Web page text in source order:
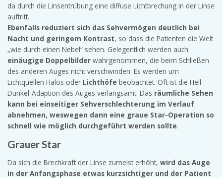
da durch die Linsentrübung eine diffuse Lichtbrechung in der Linse
auftritt.
Ebenfalls reduziert sich das Sehvermögen deutlich bei
Nacht und geringem Kontrast, so dass die Patienten die Welt
„wie durch einen Nebel“ sehen. Gelegentlich werden auch
einäugige Doppelbilder wahrgenommen, die beim Schließen
des anderen Auges nicht verschwinden. Es werden um
Lichtquellen Halos oder Lichthöfe beobachtet. Oft ist die Hell-
Dunkel-Adaption des Auges verlangsamt. Das räumliche Sehen
kann bei einseitiger Sehverschlechterung im Verlauf
abnehmen, weswegen dann eine graue Star-Operation so
schnell wie möglich durchgeführt werden sollte.
Grauer Star
Da sich die Brechkraft der Linse zumeist erhöht, wird das Auge
in der Anfangsphase etwas kurzsichtiger und der Patient